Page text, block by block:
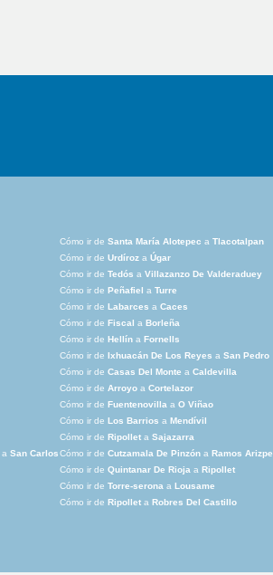
Cómo ir de Santa María Alotepec a Tlacotalpan
Cómo ir de Urdíroz a Úgar
Cómo ir de Tedós a Villazanzo De Valderaduey
Cómo ir de Peñafiel a Turre
Cómo ir de Labarces a Caces
Cómo ir de Fiscal a Borleña
Cómo ir de Hellín a Fornells
Cómo ir de Ixhuacán De Los Reyes a San Pedro
Cómo ir de Casas Del Monte a Caldevilla
Cómo ir de Arroyo a Cortelazor
Cómo ir de Fuentenovilla a O Viñao
Cómo ir de Los Barrios a Mendívil
Cómo ir de Ripollet a Sajazarra
a San CarlosCómo ir de Cutzamala De Pinzón a Ramos Arizpe
Cómo ir de Quintanar De Rioja a Ripollet
Cómo ir de Torre-serona a Lousame
Cómo ir de Ripollet a Robres Del Castillo